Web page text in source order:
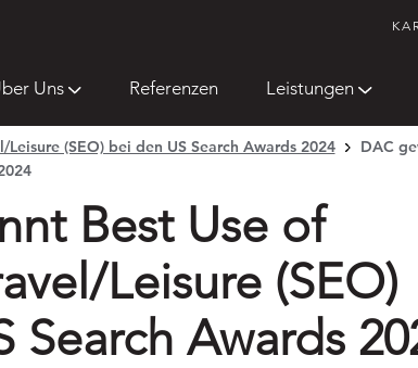
Uns Referenzen Leistungen
(SEO) bei den US Search Awards 2024
DAC
Best Use of
Leisure (SEO)
Search Awards